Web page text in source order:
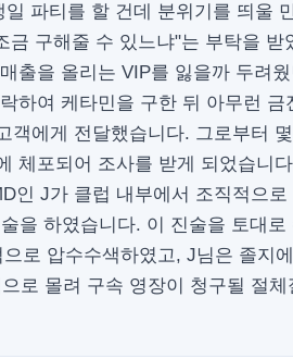
파티를 할 건데 분위기를 띄울
금 구해줄 수 있느냐"는 부탁을 받
출을 올리는 VIP를 잃을까 두려
하여 케타민을 구한 뒤 아무런 금
객에게 전달했습니다. 그로부터
체포되어 조사를 받게 되었습니
인 J가 클럽 내부에서 조직적으로
을 하였습니다. 이 진술을 토대로
로 압수수색하였고, J님은 졸지에
로 몰려 구속 영장이 청구될 절체